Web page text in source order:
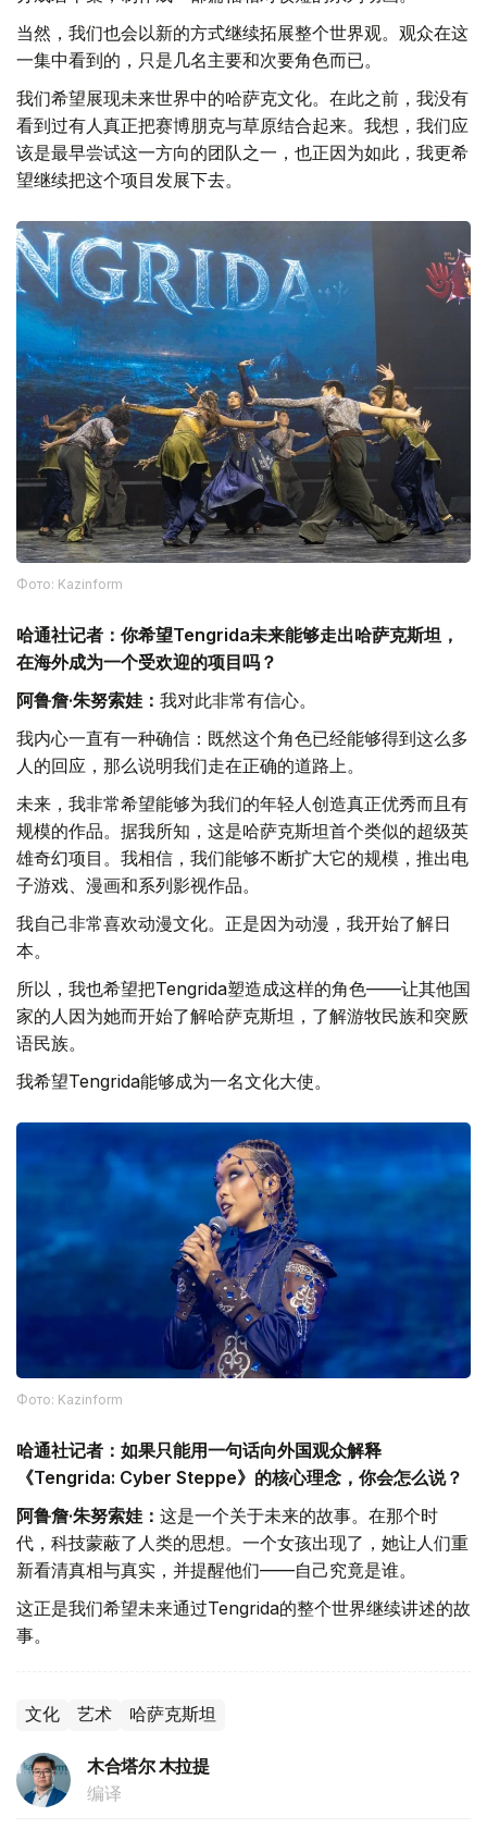
当然，我们也会以新的方式继续拓展整个世界观。观众在这
一集中看到的，只是几名主要和次要角色而已。
我们希望展现未来世界中的哈萨克文化。在此之前，我没有
看到过有人真正把赛博朋克与草原结合起来。我想，我们应
该是最早尝试这一方向的团队之一，也正因为如此，我更希
望继续把这个项目发展下去。
Фото: Kazinform
哈通社记者：你希望Tengrida未来能够走出哈萨克斯坦，
在海外成为一个受欢迎的项目吗？
阿鲁詹·朱努索娃： 我对此非常有信心。
我内心一直有一种确信：既然这个角色已经能够得到这么多
人的回应，那么说明我们走在正确的道路上。
未来，我非常希望能够为我们的年轻人创造真正优秀而且有
规模的作品。据我所知，这是哈萨克斯坦首个类似的超级英
雄奇幻项目。我相信，我们能够不断扩大它的规模，推出电
子游戏、漫画和系列影视作品。
我自己非常喜欢动漫文化。正是因为动漫，我开始了解日
本。
所以，我也希望把Tengrida塑造成这样的角色——让其他国
家的人因为她而开始了解哈萨克斯坦，了解游牧民族和突厥
语民族。
我希望Tengrida能够成为一名文化大使。
Фото: Kazinform
哈通社记者：如果只能用一句话向外国观众解释
《Tengrida: Cyber Steppe》的核心理念，你会怎么说？
阿鲁詹·朱努索娃： 这是一个关于未来的故事。在那个时
代，科技蒙蔽了人类的思想。一个女孩出现了，她让人们重
新看清真相与真实，并提醒他们——自己究竟是谁。
这正是我们希望未来通过Tengrida的整个世界继续讲述的故
事。
文化 艺术 哈萨克斯坦
木合塔尔 木拉提
编译